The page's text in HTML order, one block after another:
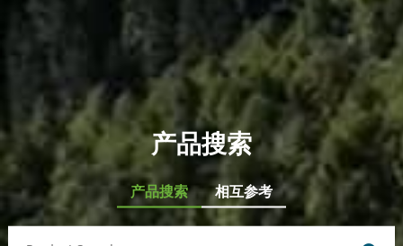
产品搜索
产品搜索 相互参考